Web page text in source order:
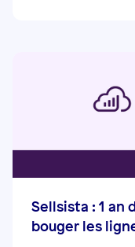
Sellsista : 1 an
bouger les